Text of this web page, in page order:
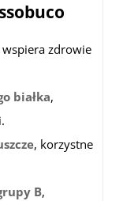
zdrowie
białka,
, korzystne
B,